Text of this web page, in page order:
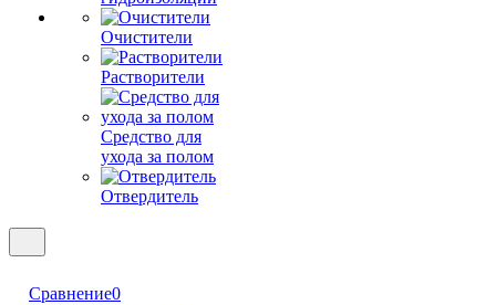
Очистители
Растворители
Средство для
ухода за полом
Отвердитель
Сравнение0